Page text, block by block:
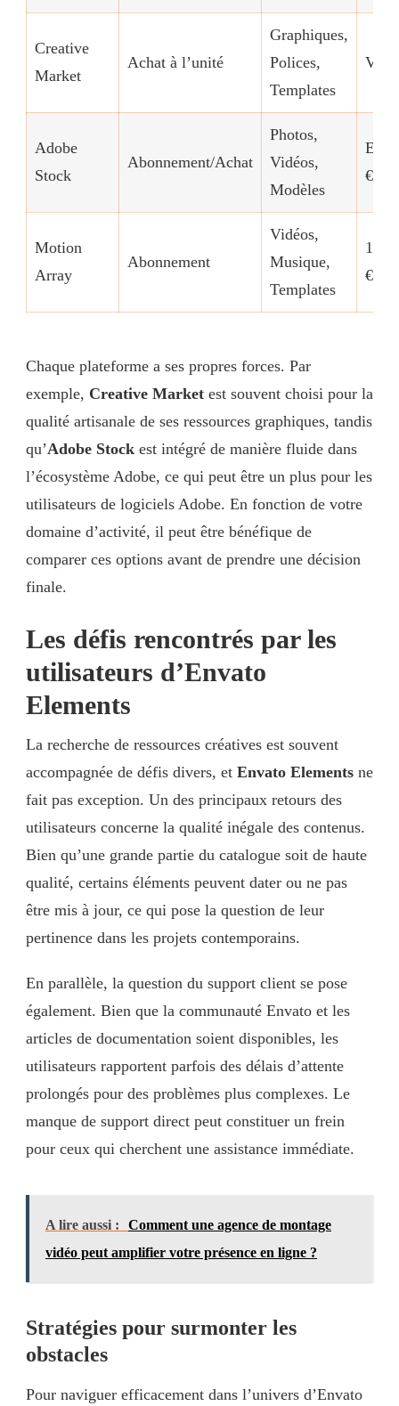
Creative
Market
Achat à l’unité
Graphiques,
Polices,
Templates
Adobe
Stock
Abonnement/Achat
Photos,
Vidéos,
Modèles
€/
Motion
Array
Abonnement
Vidéos,
Musique,
Templates
€/
Chaque plateforme a ses propres forces. Par
exemple, Creative Market est souvent choisi pour la
qualité artisanale de ses ressources graphiques, tandis
qu’Adobe Stock est intégré de manière fluide dans
l’écosystème Adobe, ce qui peut être un plus pour les
utilisateurs de logiciels Adobe. En fonction de votre
domaine d’activité, il peut être bénéfique de
comparer ces options avant de prendre une décision
finale.
Les défis rencontrés par les
utilisateurs d’Envato
Elements
La recherche de ressources créatives est souvent
accompagnée de défis divers, et Envato Elements ne
fait pas exception. Un des principaux retours des
utilisateurs concerne la qualité inégale des contenus.
Bien qu’une grande partie du catalogue soit de haute
qualité, certains éléments peuvent dater ou ne pas
être mis à jour, ce qui pose la question de leur
pertinence dans les projets contemporains.
En parallèle, la question du support client se pose
également. Bien que la communauté Envato et les
articles de documentation soient disponibles, les
utilisateurs rapportent parfois des délais d’attente
prolongés pour des problèmes plus complexes. Le
manque de support direct peut constituer un frein
pour ceux qui cherchent une assistance immédiate.
A lire aussi :
Comment une agence de montage
vidéo peut amplifier votre présence en ligne ?
Stratégies pour surmonter les
obstacles
Pour naviguer efficacement dans l’univers d’Envato